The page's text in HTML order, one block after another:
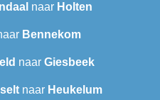
naar Holten
Bennekom
naar Giesbeek
naar Heukelum